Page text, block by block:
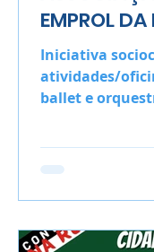
EMPROL
CULTURA E
SEGURO
Iniciativa
atividades/
ballet e